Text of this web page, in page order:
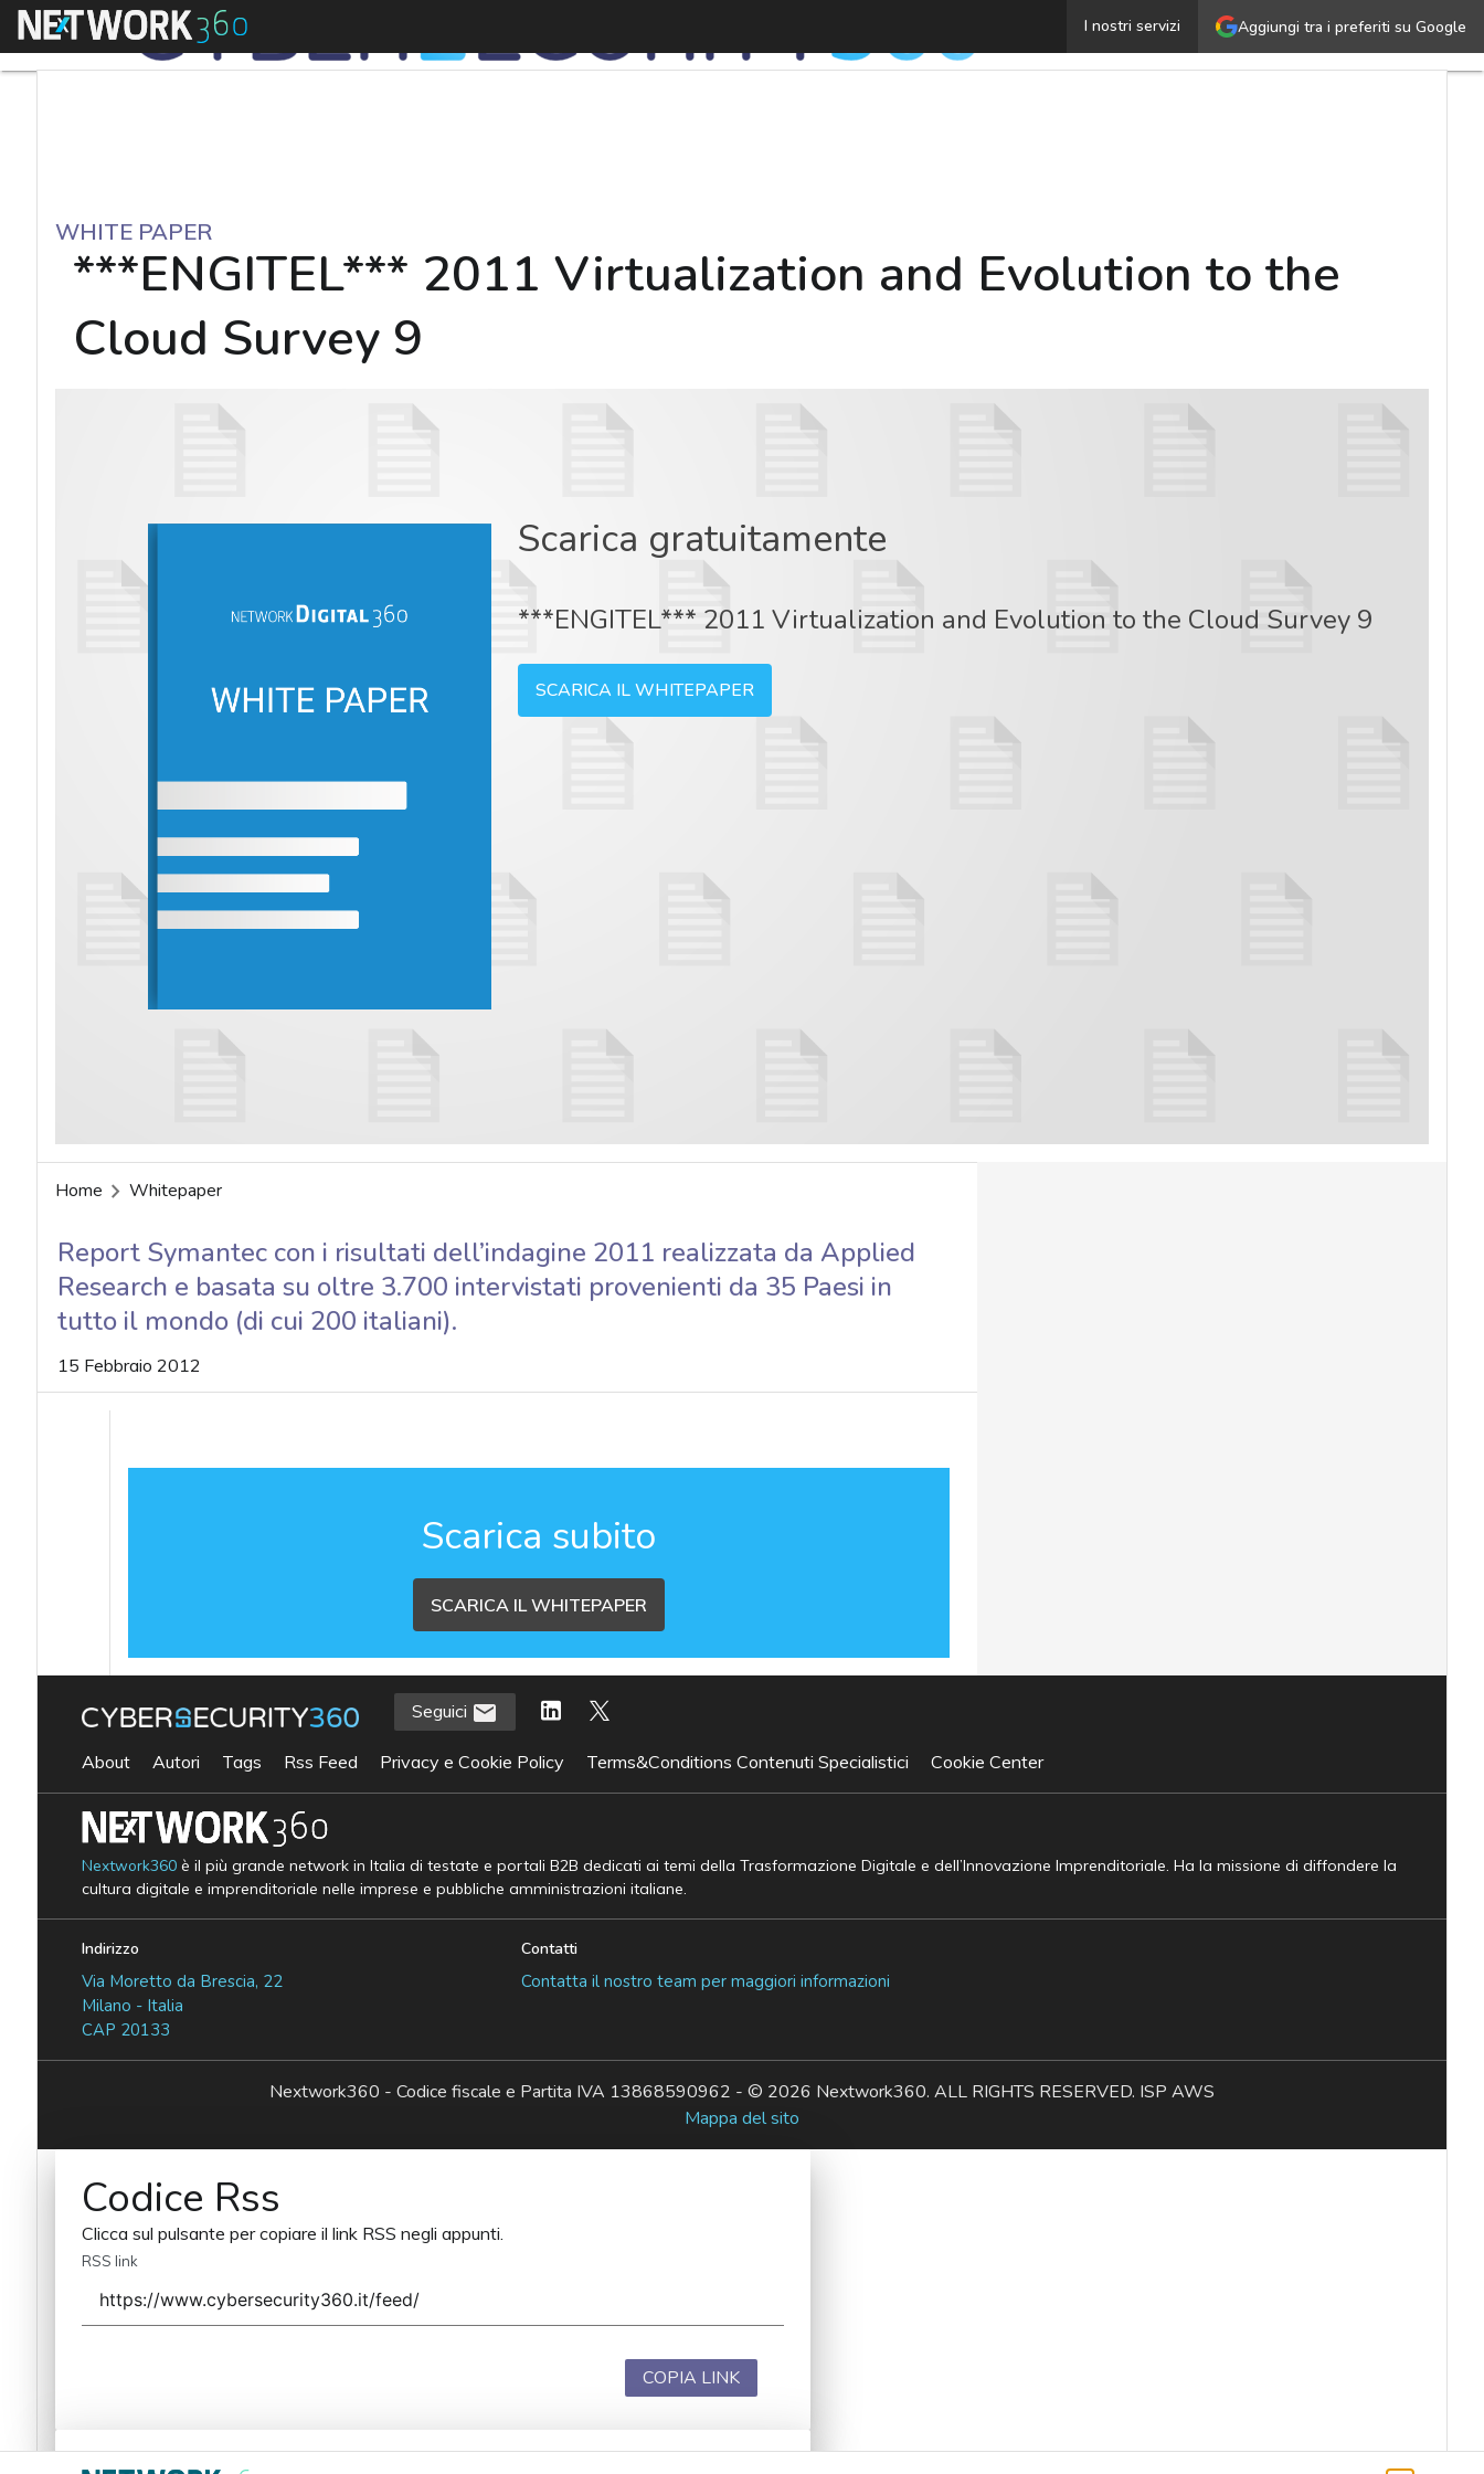
Aggiungi tra i preferiti su Google
I nostri servizi
Menu ***ENGITEL*** 2011 Virtualization and Evolution to
WHITE PAPER
***ENGITEL*** 2011 Virtualization and Evolution to the
Cloud Survey 9
Scarica gratuitamente
***ENGITEL*** 2011 Virtualization and Evolution to the Cloud Survey 9
SCARICA IL WHITEPAPER
Home Whitepaper
Report Symantec con i risultati dell’indagine 2011 realizzata da Applied
Research e basata su oltre 3.700 intervistati provenienti da 35 Paesi in
tutto il mondo (di cui 200 italiani).
15 Febbraio 2012
Scarica subito
SCARICA IL WHITEPAPER
Seguici
About Autori Tags Rss Feed Privacy e Cookie Policy Terms&Conditions Contenuti Specialistici Cookie Center
Nextwork360è il più grande network in Italia di testate e portali B2B dedicati ai temi della Trasformazione Digitale e dell’Innovazione Imprenditoriale. Ha la missione di diffondere la
cultura digitale e imprenditoriale nelle imprese e pubbliche amministrazioni italiane.
Indirizzo
Via Moretto da Brescia, 22
Milano - Italia
CAP 20133
Contatti
Contatta il nostro team per maggiori informazioni
Nextwork360 - Codice fiscale e Partita IVA 13868590962 - © 2026 Nextwork360. ALL RIGHTS RESERVED. ISP AWS
Mappa del sito
Codice Rss
Clicca sul pulsante per copiare il link RSS negli appunti.
RSS link
COPIA LINK